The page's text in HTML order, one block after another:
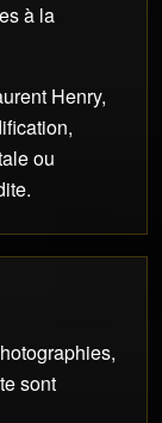
à la
Henry,
ou
sont